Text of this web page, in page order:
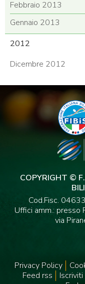
Febbraio 2013
Gennaio 2013
2012
Dicembre 2012
COPYRIGHT ©
Cod.Fisc.
Uffici amm.: presso
via
Privacy Policy
Feed rss